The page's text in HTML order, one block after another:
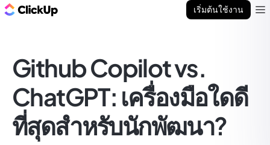
เริ่มต้นใช้งาน
Github Copilot vs.
ChatGPT: เครื่องมือใดดี
ที่สุดสำหรับนักพัฒนา?